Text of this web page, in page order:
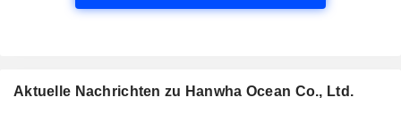
Aktuelle Nachrichten zu Hanwha Ocean Co., Ltd.